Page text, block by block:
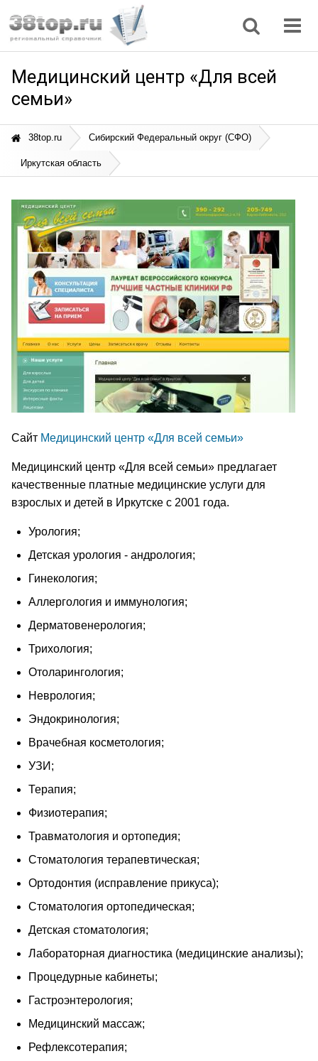
Медицинский центр «Для всей
семьи»
38top.ru Сибирский Федеральный округ (СФО)
Иркутская область
Сайт Медицинский центр «Для всей семьи»
Медицинский центр «Для всей семьи» предлагает
качественные платные медицинские услуги для
взрослых и детей в Иркутске с 2001 года.
Урология;
Детская урология - андрология­­­;
Гинекология;
Аллергология и иммунология;
Дерматовен­­­ерология;
Трихология;
Отоларинго­­­логия;
Неврология­­­;
Эндокринол­­­огия;
Врачебная косметолог­­­ия;
УЗИ;
Терапия;
Физиотерап­­­ия;
Травматоло­­­гия и ортопедия;
Стоматолог­­­ия терапевтическая;
Ортодонтия (исправление прикуса);
Стоматология ортопедическая;
Детская стоматология;
Лабораторн­­­ая диагностика (медицинские анализы);
Процедурн­­­ые кабинеты;
Гастроэнтерология;
Медицинский массаж;
Рефлексотерапия;